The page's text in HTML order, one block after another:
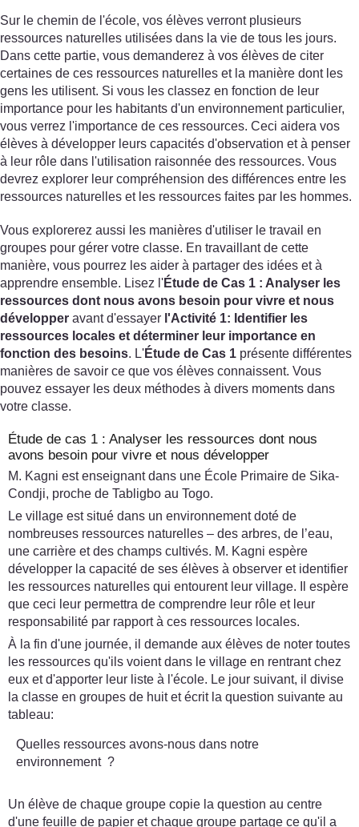
Sur le chemin de l'école, vos élèves verront plusieurs
ressources naturelles utilisées dans la vie de tous les jours.
Dans cette partie, vous demanderez à vos élèves de citer
certaines de ces ressources naturelles et la manière dont les
gens les utilisent. Si vous les classez en fonction de leur
importance pour les habitants d'un environnement particulier,
vous verrez l'importance de ces ressources. Ceci aidera vos
élèves à développer leurs capacités d'observation et à penser
à leur rôle dans l'utilisation raisonnée des ressources. Vous
devrez explorer leur compréhension des différences entre les
ressources naturelles et les ressources faites par les hommes.
Vous explorerez aussi les manières d'utiliser le travail en
groupes pour gérer votre classe. En travaillant de cette
manière, vous pourrez les aider à partager des idées et à
apprendre ensemble. Lisez l'Étude de Cas 1 : Analyser les
ressources dont nous avons besoin pour vivre et nous
développer avant d'essayer l'Activité 1: Identifier les
ressources locales et déterminer leur importance en
fonction des besoins. L'Étude de Cas 1 présente différentes
manières de savoir ce que vos élèves connaissent. Vous
pouvez essayer les deux méthodes à divers moments dans
votre classe.
Étude de cas 1 : Analyser les ressources dont nous
avons besoin pour vivre et nous développer
M. Kagni est enseignant dans une École Primaire de Sika-
Condji, proche de Tabligbo au Togo.
Le village est situé dans un environnement doté de
nombreuses ressources naturelles – des arbres, de l’eau,
une carrière et des champs cultivés. M. Kagni espère
développer la capacité de ses élèves à observer et identifier
les ressources naturelles qui entourent leur village. Il espère
que ceci leur permettra de comprendre leur rôle et leur
responsabilité par rapport à ces ressources locales.
À la fin d'une journée, il demande aux élèves de noter toutes
les ressources qu'ils voient dans le village en rentrant chez
eux et d'apporter leur liste à l'école. Le jour suivant, il divise
la classe en groupes de huit et écrit la question suivante au
tableau:
Quelles ressources avons-nous dans notre
environnement ?
Un élève de chaque groupe copie la question au centre
d'une feuille de papier et chaque groupe partage ce qu'il a